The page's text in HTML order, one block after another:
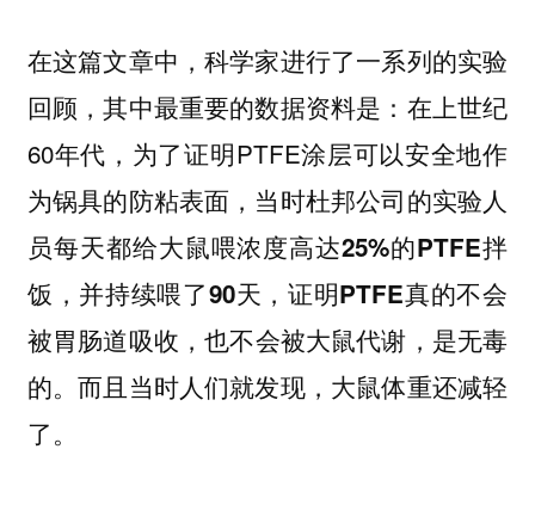
在这篇文章中，科学家进行了一系列的实验
回顾，其中最重要的数据资料是：在上世纪
60年代，为了证明PTFE涂层可以安全地作
为锅具的防粘表面，当时杜邦公司的实验人
员每天都给大鼠喂浓度高达25%的PTFE拌
饭，并持续喂了90天，证明PTFE真的不会
被胃肠道吸收 ，也不会被大鼠代谢，是无毒
的。而且当时人们就发现，大鼠体重还减轻
了。